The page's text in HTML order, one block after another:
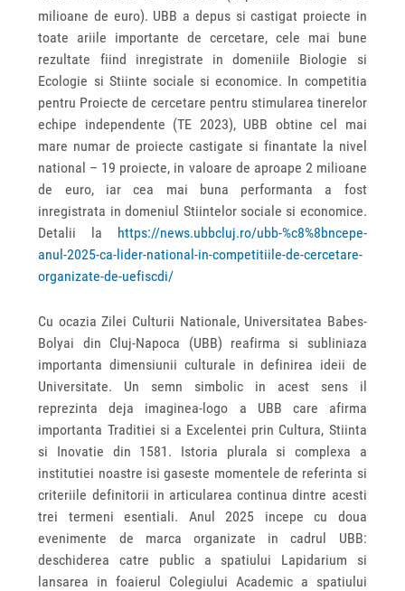
milioane de euro). UBB a depus si castigat proiecte in
toate ariile importante de cercetare, cele mai bune
rezultate fiind inregistrate in domeniile Biologie si
Ecologie si Stiinte sociale si economice. In competitia
pentru Proiecte de cercetare pentru stimularea tinerelor
echipe independente (TE 2023), UBB obtine cel mai
mare numar de proiecte castigate si finantate la nivel
national – 19 proiecte, in valoare de aproape 2 milioane
de euro, iar cea mai buna performanta a fost
inregistrata in domeniul Stiintelor sociale si economice.
Detalii la
https://news.ubbcluj.ro/ubb-%c8%8bncepe-
anul-2025-ca-lider-national-in-competitiile-de-cercetare-
organizate-de-uefiscdi/
Cu ocazia Zilei Culturii Nationale, Universitatea Babes-
Bolyai din Cluj-Napoca (UBB) reafirma si subliniaza
importanta dimensiunii culturale in definirea ideii de
Universitate. Un semn simbolic in acest sens il
reprezinta deja imaginea-logo a UBB care afirma
importanta Traditiei si a Excelentei prin Cultura, Stiinta
si Inovatie din 1581. Istoria plurala si complexa a
institutiei noastre isi gaseste momentele de referinta si
criteriile definitorii in articularea continua dintre acesti
trei termeni esentiali. Anul 2025 incepe cu doua
evenimente de marca organizate in cadrul UBB:
deschiderea catre public a spatiului Lapidarium si
lansarea in foaierul Colegiului Academic a spatiului